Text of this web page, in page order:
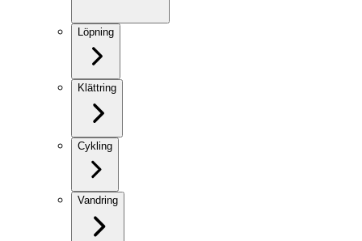
Löpning
Klättring
Cykling
Vandring